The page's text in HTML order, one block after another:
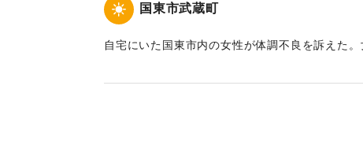
国東市武蔵町
自宅にいた国東市内の女性が体調不良を訴えた
蔵の気温は29.2度だった。